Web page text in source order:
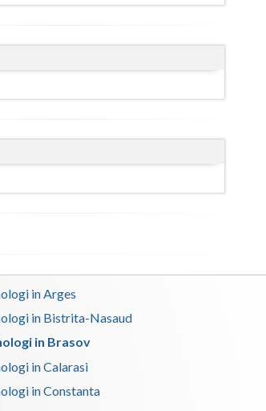
Salaj
Valcea
Vaslui
Vrancea
in Arges
in Bistrita-Nasaud
in Brasov
in Calarasi
in Constanta